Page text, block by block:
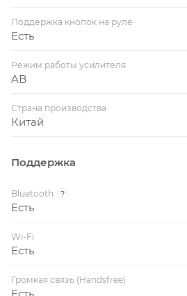
Поддержка кнопок на руле
Есть
Режим работы усилителя
AB
Страна производства
Китай
Поддержка
Bluetooth ?
Есть
Wi-Fi
Есть
Громкая связь (Handsfree)